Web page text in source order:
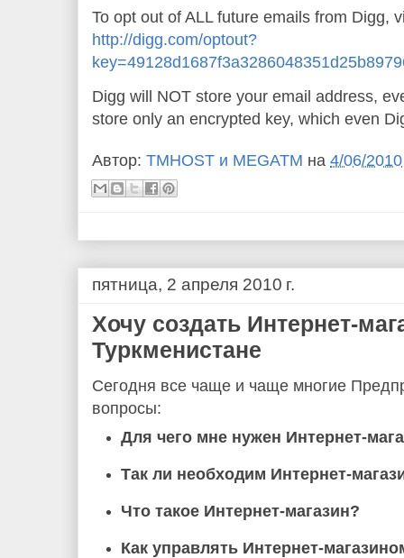
To opt out of ALL future emails from Digg,
http://digg.com/optout?
Digg will NOT store your email address,
store only an encrypted key, which even
Автор: TMHOST и MEGATM на 4/06/2010
пятница, 2 апреля 2010 г.
Хочу создать Интернет-
Туркменистане
Сегодня все чаще и чаще многие
вопросы:
Для чего мне нужен Интернет-
Так ли необходим Интернет-
Что такое Интернет-магазин?
Как управлять Интернет-